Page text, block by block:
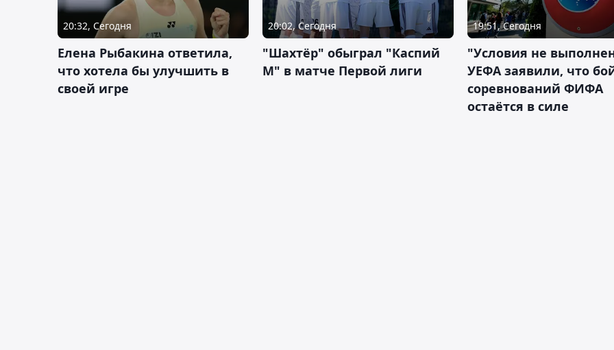
20:32, Сегодня
Елена Рыбакина ответила,
что хотела бы улучшить в
своей игре
20:02, Сегодня
"Шахтёр" обыграл "Каспий
М" в матче Первой лиги
19:51, Сегодня
"Условия не
УЕФА заявили, что
соревнований ФИФА
остаётся в силе